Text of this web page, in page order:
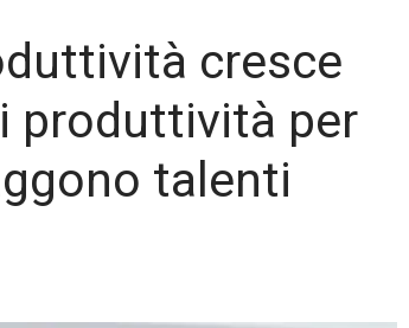
cresce
produttività per
talenti